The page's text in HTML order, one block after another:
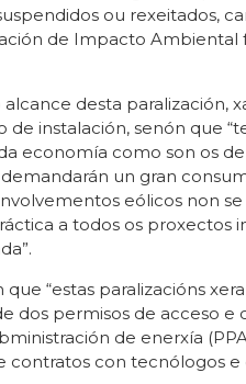
ou rexeitados,
de Impacto
alcance desta paralización,
instalación, senón que
economía como son os
un gran
eólicos non
a todos os proxectos
que “estas paralizacións
dos permisos de acceso
de enerxía
con tecnólogos e